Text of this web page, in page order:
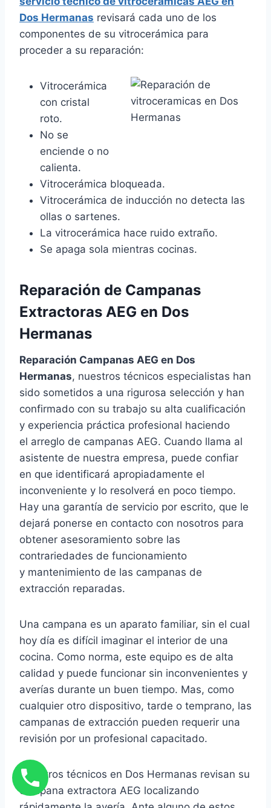
Dos Hermanas revisará cada uno de los
componentes de su vitrocerámica para
proceder a su reparación:
Vitrocerámica
con cristal
roto.
No se
enciende o no
calienta.
Vitrocerámica bloqueada.
Vitrocerámica de inducción no detecta las
ollas o sartenes.
La vitrocerámica hace ruido extraño.
Se apaga sola mientras cocinas.
Reparación de Campanas
Extractoras AEG en Dos
Hermanas
Reparación Campanas AEG en Dos
Hermanas, nuestros técnicos especialistas han
sido sometidos a una rigurosa selección y han
confirmado con su trabajo su alta cualificación
y experiencia práctica profesional haciendo
el arreglo de campanas AEG. Cuando llama al
asistente de nuestra empresa, puede confiar
en que identificará apropiadamente el
inconveniente y lo resolverá en poco tiempo.
Hay una garantía de servicio por escrito, que le
dejará ponerse en contacto con nosotros para
obtener asesoramiento sobre las
contrariedades de funcionamiento
y mantenimiento de las campanas de
extracción reparadas.
Una campana es un aparato familiar, sin el cual
hoy día es difícil imaginar el interior de una
cocina. Como norma, este equipo es de alta
calidad y puede funcionar sin inconvenientes y
averías durante un buen tiempo. Mas, como
cualquier otro dispositivo, tarde o temprano, las
campanas de extracción pueden requerir una
revisión por un profesional capacitado.
Nuestros técnicos en Dos Hermanas revisan su
campana extractora AEG localizando